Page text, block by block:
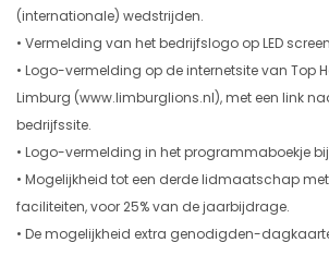
(internationale) wedstrijden.
• Vermelding van het bedrijfslogo op LED
• Logo-vermelding op de internetsite van Top
Limburg (www.limburglions.nl), met een link
bedrijfssite.
• Logo-vermelding in het programmaboekje
• Mogelijkheid tot een derde lidmaatschap
faciliteiten, voor 25% van de jaarbijdrage.
• De mogelijkheid extra genodigden-